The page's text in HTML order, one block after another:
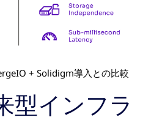
+ Solidigm導入との比較
型インフラ